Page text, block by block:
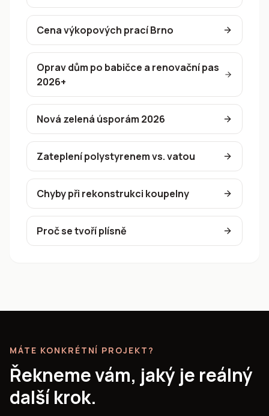
Cena výkopových prací Brno
Oprav dům po babičce a renovační pas
2026+
Nová zelená úsporám 2026
Zateplení polystyrenem vs. vatou
Chyby při rekonstrukci koupelny
Proč se tvoří plísně
MÁTE KONKRÉTNÍ PROJEKT?
Řekneme vám, jaký je reálný
další krok.